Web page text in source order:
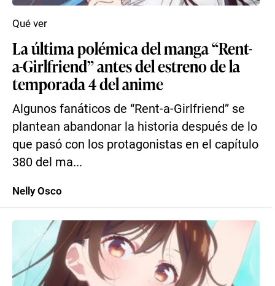
La última polémica del manga “Rent-
a-Girlfriend” antes del estreno de la
temporada 4 del anime
Algunos fanáticos de “Rent-a-Girlfriend” se
plantean abandonar la historia después de lo
que pasó con los protagonistas en el capítulo
380 del ma...
Qué ver
Nelly Osco